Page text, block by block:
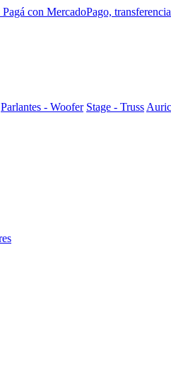
Pagá con MercadoPago,
Parlantes - Woofer Stage - Truss